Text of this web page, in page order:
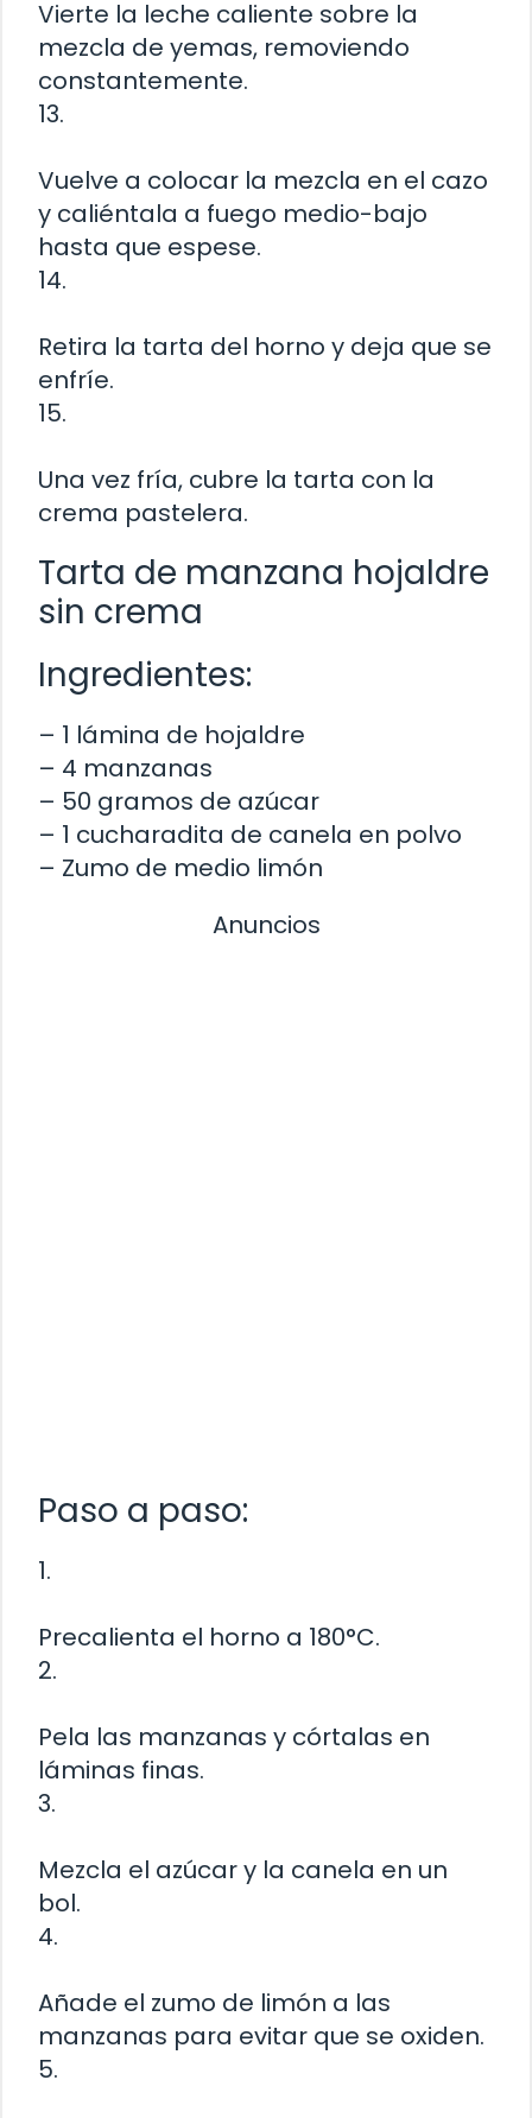
Vierte la leche caliente sobre la
mezcla de yemas, removiendo
constantemente.
13.
Vuelve a colocar la mezcla en el cazo
y caliéntala a fuego medio-bajo
hasta que espese.
14.
Retira la tarta del horno y deja que se
enfríe.
15.
Una vez fría, cubre la tarta con la
crema pastelera.
Tarta de manzana hojaldre
sin crema
Ingredientes:
– 1 lámina de hojaldre
– 4 manzanas
– 50 gramos de azúcar
– 1 cucharadita de canela en polvo
– Zumo de medio limón
Anuncios
Paso a paso:
1.
Precalienta el horno a 180°C.
2.
Pela las manzanas y córtalas en
láminas finas.
3.
Mezcla el azúcar y la canela en un
bol.
4.
Añade el zumo de limón a las
manzanas para evitar que se oxiden.
5.